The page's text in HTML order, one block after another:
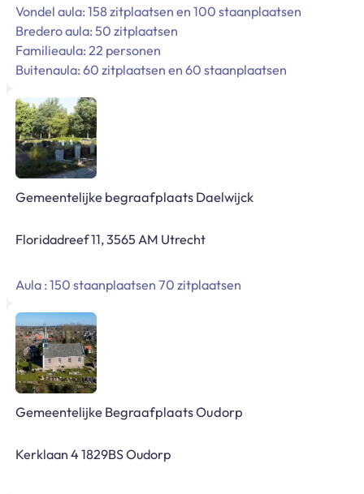
Vondel aula: 158 zitplaatsen en 100 staanplaatsen
Bredero aula: 50 zitplaatsen
Familieaula: 22 personen
Buitenaula: 60 zitplaatsen en 60 staanplaatsen
Gemeentelijke begraafplaats Daelwijck
Floridadreef 11, 3565 AM Utrecht
Aula : 150 staanplaatsen 70 zitplaatsen
Gemeentelijke Begraafplaats Oudorp
Kerklaan 4 1829BS Oudorp